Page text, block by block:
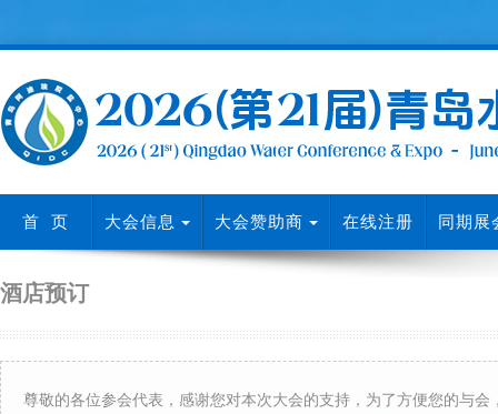
首 页 大会信息 大会赞助商 在线注册 同期
酒店预订
尊敬的各位参会代表，感谢您对本次大会的支持，为了方便您的与会